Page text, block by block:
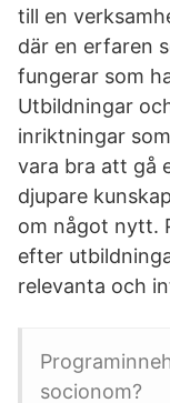
till en
där en erfaren
fungerar som
Utbildningar
inriktningar
vara bra att gå
djupare
om något nytt.
efter
relevanta och
socionom?